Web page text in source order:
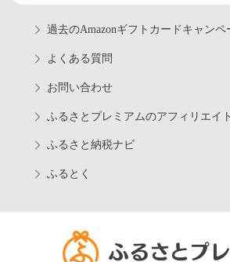
過去のAmazonギフトカードキャンペ
よくある質問
お問い合わせ
ふるさとプレミアムのアフィリエイト
ふるさと納税ナビ
ふるとく